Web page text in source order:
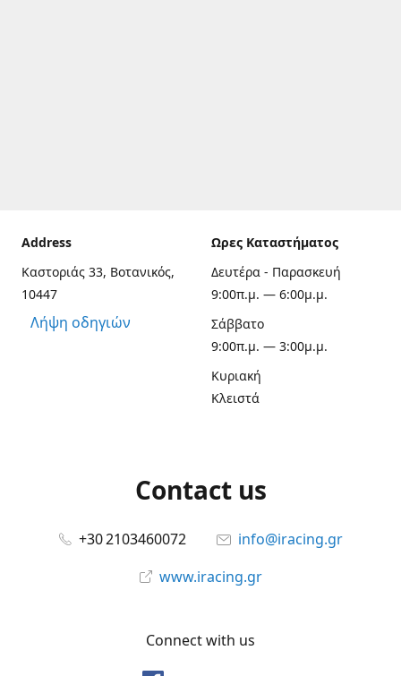
Address
Καστοριάς 33, Βοτανικός,
10447
Λήψη οδηγιών
Ωρες Καταστήματος
Δευτέρα - Παρασκευή
9:00π.μ. — 6:00μ.μ.
Σάββατο
9:00π.μ. — 3:00μ.μ.
Κυριακή
Κλειστά
Contact us
+30 2103460072
info@iracing.gr
www.iracing.gr
Connect with us